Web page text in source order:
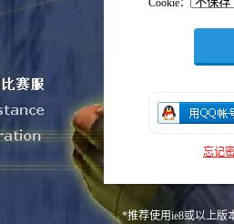
Cookie：
忘记
*推荐使用ie8或以上版